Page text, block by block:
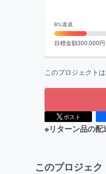
6%達成
目標金額300,000円
このプロジェクトは
ポスト
※リターン品の
このプロジェ